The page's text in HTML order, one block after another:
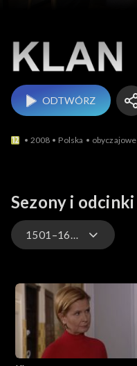
ODTWÓRZ
2008 Polska obyczajowe
Sezony i odcinki
1501–1600
4601–4700
4501–4600